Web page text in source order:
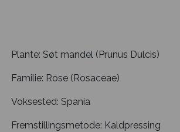
Plante: Søt mandel (Prunus Dulcis)
Familie: Rose (Rosaceae)
Voksested: Spania
Fremstillingsmetode: Kaldpressing